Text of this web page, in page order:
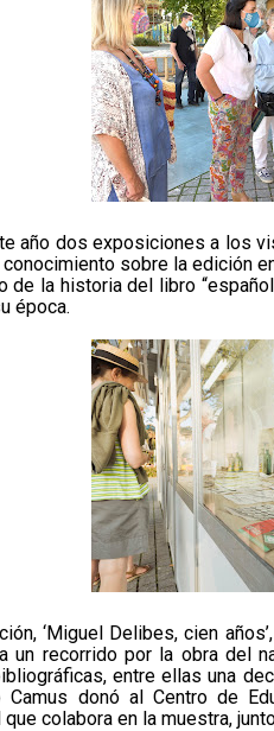
año dos exposiciones a los
sobre la edición
de la historia del libro
época.
‘Miguel Delibes, cien
un recorrido por la obra del
entre ellas una
donó al Centro de
que colabora en la muestra,